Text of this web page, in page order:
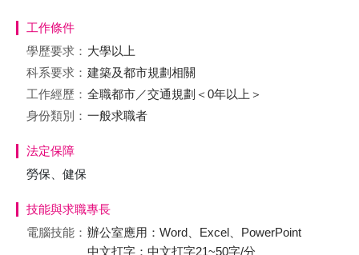
工作條件
學歷要求： 大學以上
科系要求： 建築及都市規劃相關
工作經歷： 全職都市／交通規劃＜0年以上＞
身份類別： 一般求職者
法定保障
勞保、健保
技能與求職專長
電腦技能： 辦公室應用：Word、Excel、PowerPoint
中文打字：中文打字21~50字/分